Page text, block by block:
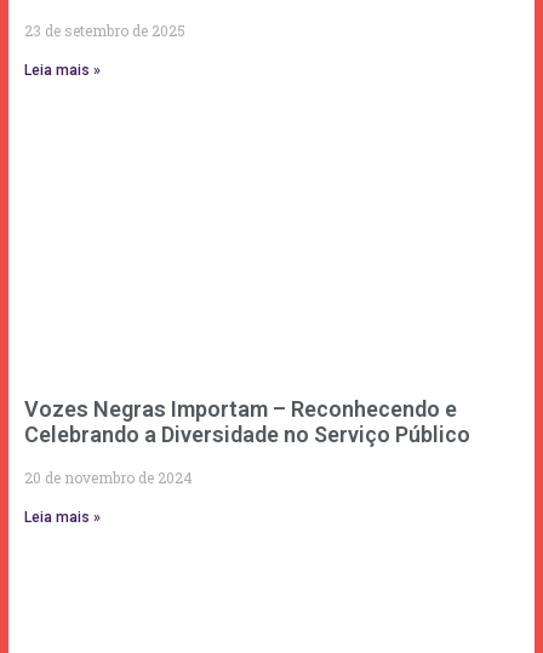
23 de setembro de 2025
Leia mais »
Vozes Negras Importam – Reconhecendo e
Celebrando a Diversidade no Serviço Público
20 de novembro de 2024
Leia mais »